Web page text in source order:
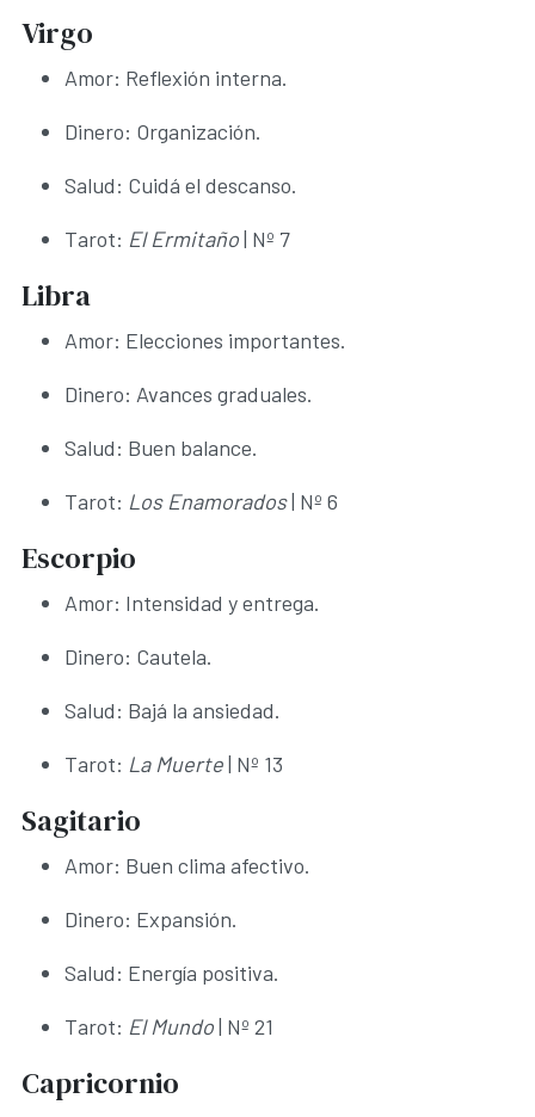
Virgo
Amor: Reflexión interna.
Dinero: Organización.
Salud: Cuidá el descanso.
Tarot: El Ermitaño| Nº 7
Libra
Amor: Elecciones importantes.
Dinero: Avances graduales.
Salud: Buen balance.
Tarot: Los Enamorados| Nº 6
Escorpio
Amor: Intensidad y entrega.
Dinero: Cautela.
Salud: Bajá la ansiedad.
Tarot: La Muerte| Nº 13
Sagitario
Amor: Buen clima afectivo.
Dinero: Expansión.
Salud: Energía positiva.
Tarot: El Mundo| Nº 21
Capricornio